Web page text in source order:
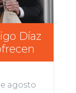
Díaz
la
agosto